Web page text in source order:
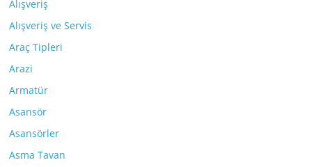
Alışveriş
Alışveriş ve Servis
Araç Tipleri
Arazi
Armatür
Asansör
Asansörler
Asma Tavan